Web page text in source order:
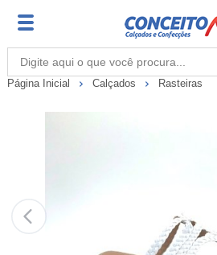
Página Inicial Calçados Rasteiras